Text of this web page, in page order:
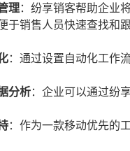
理：纷享销客帮助企业
于销售人员快速查找和跟
：通过设置自动化工作
分析：企业可以通过纷
：作为一款移动优先的